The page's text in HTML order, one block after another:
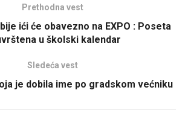
Prethodna vest
ići će obavezno na EXPO : Poseta
u školski kalendar
Sledeća vest
je dobila ime po gradskom većniku